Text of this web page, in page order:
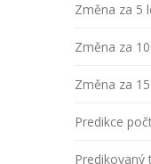
Změna za 5
Změna za
Změna za
Predikce
Predikovaný